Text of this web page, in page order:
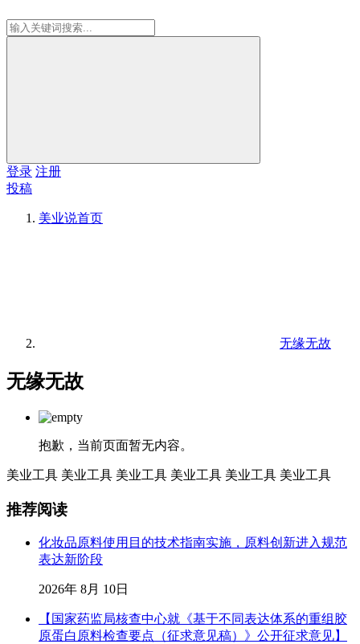
登录 注册
投稿
美业说首页
无缘无故
无缘无故
抱歉，当前页面暂无内容。
美业工具 美业工具 美业工具 美业工具 美业工具 美业工具
推荐阅读
化妆品原料使用目的技术指南实施，原料创新进入规范
表达新阶段
2026年 8月 10日
【国家药监局核查中心就《基于不同表达体系的重组胶
原蛋白原料检查要点（征求意见稿）》公开征求意见】